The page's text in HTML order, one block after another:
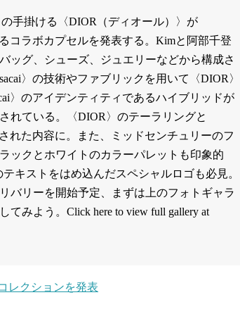
手掛ける〈DIOR（ディオール）〉が
コラボカプセルを発表する。Kimと阿部千登
ッグ、シューズ、ジュエリーなどから構成さ
〉の技術やファブリックを用いて〈DIOR〉
〉のアイデンティティであるハイブリッドが
れている。〈DIOR〉のテーラリングと
れた内容に。また、ミッドセンチュリーのフ
ックとホワイトのカラーパレットも印象的
テキストをはめ込んだスペシャルロゴも必見。
バリーを開始予定、まずは上のフォトギャラ
みよう。Click here to view full gallery at
レクションを発表